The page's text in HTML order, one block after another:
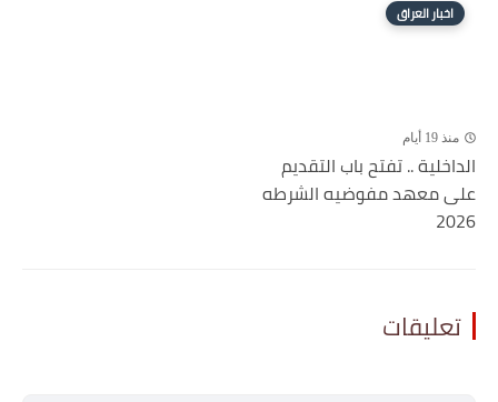
اخبار العراق
منذ 19 أيام
الداخلية .. تفتح باب التقديم
على معهد مفوضيه الشرطه
2026
تعليقات